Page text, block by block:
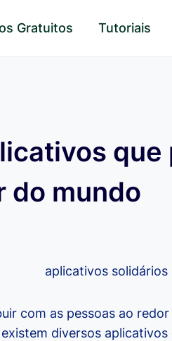
Gratuitos Tutoriais
que
do mundo
com as pessoas ao
diversos